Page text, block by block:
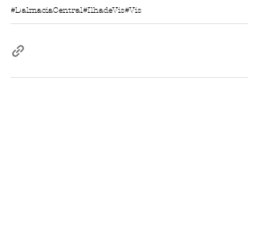
#DalmaciaCentral#IlhadeVis#Vis